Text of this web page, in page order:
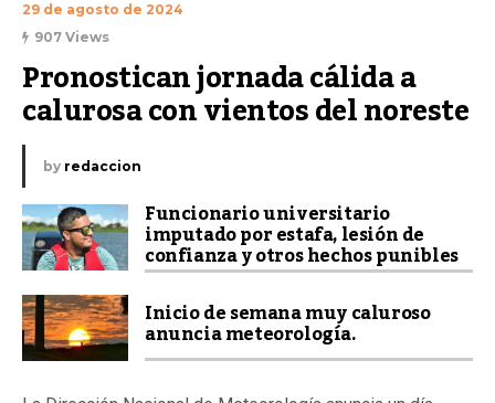
29 de agosto de 2024
907 Views
Pronostican jornada cálida a
calurosa con vientos del noreste
by redaccion
Funcionario universitario
imputado por estafa, lesión de
confianza y otros hechos punibles
Inicio de semana muy caluroso
anuncia meteorología.